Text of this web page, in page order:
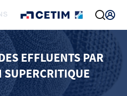
EFFLUENTS PAR
SUPERCRITIQUE